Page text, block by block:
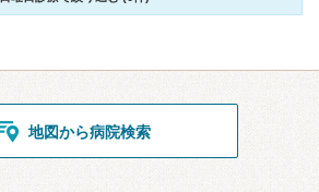
地図から病院検索